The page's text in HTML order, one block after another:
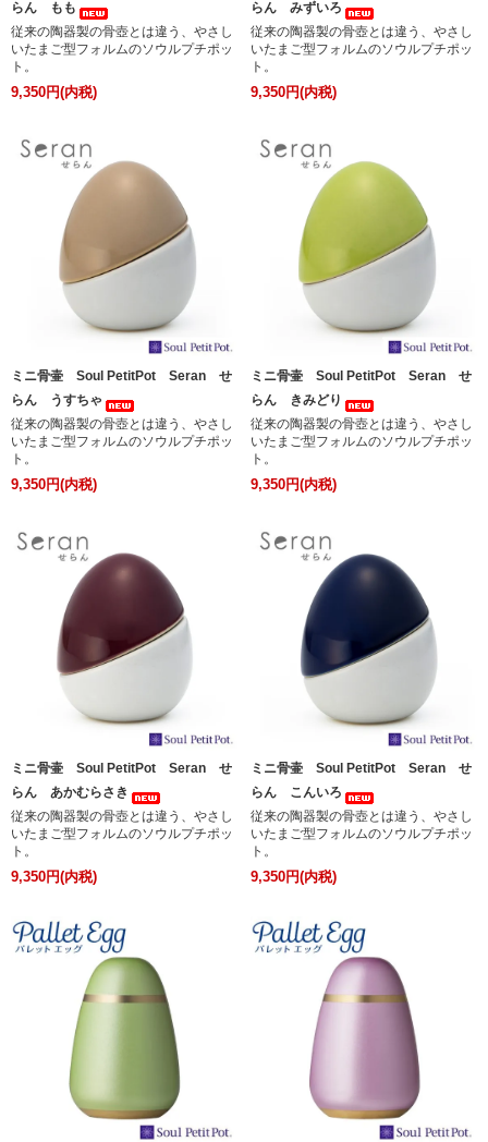
らん もも
従来の陶器製の骨壺とは違う、やさし
いたまご型フォルムのソウルプチポッ
ト。
9,350円(内税)
らん みずいろ
従来の陶器製の骨壺とは違う、やさし
いたまご型フォルムのソウルプチポッ
ト。
9,350円(内税)
ミニ骨壷 Soul PetitPot Seran せ
らん うすちゃ
従来の陶器製の骨壺とは違う、やさし
いたまご型フォルムのソウルプチポッ
ト。
9,350円(内税)
ミニ骨壷 Soul PetitPot Seran せ
らん きみどり
従来の陶器製の骨壺とは違う、やさし
いたまご型フォルムのソウルプチポッ
ト。
9,350円(内税)
ミニ骨壷 Soul PetitPot Seran せ
らん あかむらさき
従来の陶器製の骨壺とは違う、やさし
いたまご型フォルムのソウルプチポッ
ト。
9,350円(内税)
ミニ骨壷 Soul PetitPot Seran せ
らん こんいろ
従来の陶器製の骨壺とは違う、やさし
いたまご型フォルムのソウルプチポッ
ト。
9,350円(内税)